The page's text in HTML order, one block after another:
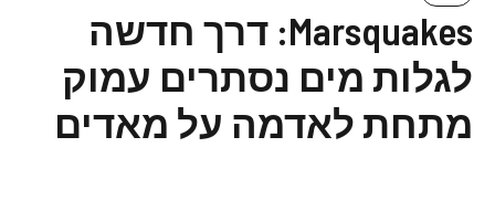
Marsquakes: דרך חדשה
לגלות מים נסתרים עמוק
מתחת לאדמה על מאדים